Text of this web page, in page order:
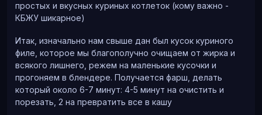
простых и вкусных куриных котлеток (кому важно -
КБЖУ шикарное)
Итак, изначально нам свыше дан был кусок куриного
филе, которое мы благополучно очищаем от жирка и
всякого лишнего, режем на маленькие кусочки и
прогоняем в блендере. Получается фарш, делать
который около 6-7 минут: 4-5 минут на очистить и
порезать, 2 на превратить все в кашу